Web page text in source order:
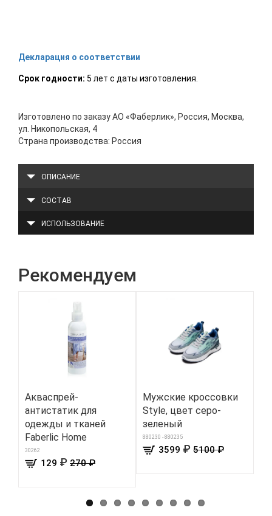
Декларация о соответствии
Срок годности: 5 лет с даты изготовления.
Изготовлено по заказу АО «Фаберлик», Россия, Москва,
ул. Никопольская, 4
Страна производства: Россия
ОПИСАНИЕ
СОСТАВ
ИСПОЛЬЗОВАНИЕ
Рекомендуем
Акваспрей-
антистатик для
одежды и тканей
Faberlic Home
30262
129 ₽ 270 ₽
Мужские кроссовки
Style, цвет серо-
зеленый
880230 - 880235
3599 ₽ 5100 ₽